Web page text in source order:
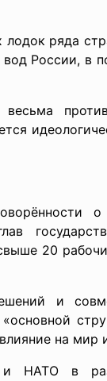
лодок ряда
России, в
о
государств
20
и
на мир
и НАТО в